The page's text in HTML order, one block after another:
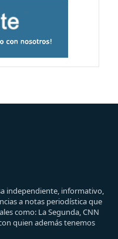
independiente, informativo,
a notas periodística que
como: La Segunda, CNN
quien además tenemos